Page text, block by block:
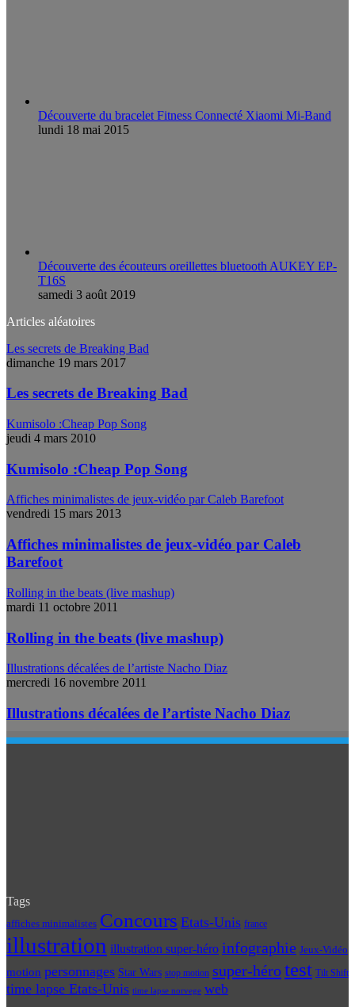
Découverte du bracelet Fitness Connecté Xiaomi Mi-Band
lundi 18 mai 2015
Découverte des écouteurs oreillettes bluetooth AUKEY EP-
T16S
samedi 3 août 2019
Articles aléatoires
Les secrets de Breaking Bad
dimanche 19 mars 2017
Les secrets de Breaking Bad
Kumisolo :Cheap Pop Song
jeudi 4 mars 2010
Kumisolo :Cheap Pop Song
Affiches minimalistes de jeux-vidéo par Caleb Barefoot
vendredi 15 mars 2013
Affiches minimalistes de jeux-vidéo par Caleb
Barefoot
Rolling in the beats (live mashup)
mardi 11 octobre 2011
Rolling in the beats (live mashup)
Illustrations décalées de l’artiste Nacho Diaz
mercredi 16 novembre 2011
Illustrations décalées de l’artiste Nacho Diaz
Tags
affiches minimalistes Concours Etats-Unis france
illustration illustration super-héro infographie Jeux-Vidéo
motion personnages Star Wars stop motion super-hérotest Tilt Shift
time lapse Etats-Unis time lapse norvege web